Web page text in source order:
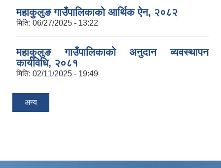
महाकुलुङ गाउँपालिकाको आर्थिक ऐन, २०८२
मिति: 06/27/2025 - 13:22
महाकुलुङ गाउँपालिकाको अनुदान व्यवस्थापन
कार्यविधि, २०८१
मिति: 02/11/2025 - 19:49
अन्य